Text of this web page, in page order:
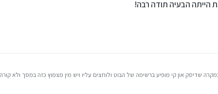
שדיסק און קי מופיע ברשימה של הבוט ולוחצים עליו ויש מין מצמוץ כזה במסך ולא